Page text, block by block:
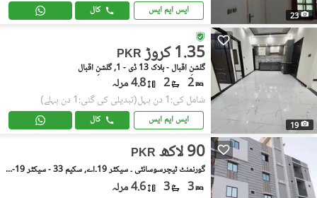
23 ایس ایم ایس کال
19
PKR 1.35 کروڑ
گلشنِ اقبال - بلاک 13 ڈی - 1, گلشنِ اقبال
2
2 4.8 مرلہ
شامل کی:1 دن پہل (تبدیلی کی گئی:1 دن پہلے)
ایس ایم ایس کال
PKR 90 لاکھ
گورنمنٹ ٹیچرسوسائٹی ۔ سیکٹر 19۔اے, سکیم 33 - سیکٹر 19-اے
3
3 4.6 مرلہ